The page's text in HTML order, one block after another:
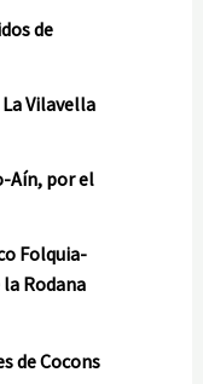
de
Vilavella
Aín, por el
Folquia-
Rodana
de Cocons